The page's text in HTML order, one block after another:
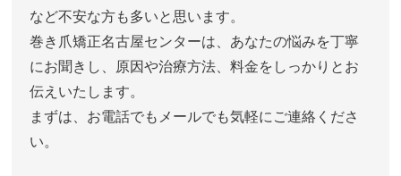
など不安な方も多いと思います。
巻き爪矯正名古屋センターは、あなたの悩みを丁寧
にお聞きし、原因や治療方法、料金をしっかりとお
伝えいたします。
まずは、お電話でもメールでも気軽にご連絡くださ
い。